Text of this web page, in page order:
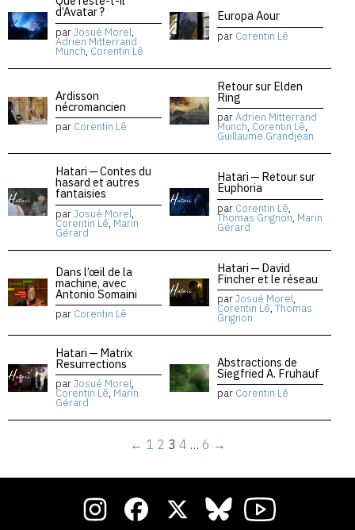
d’Avatar ?
parJosué Morel,
Adrien Mitterrand
Munch, Corentin Lê
Europa Aour
par Corentin Lê
Ardisson
nécromancien
par Corentin Lê
Retour sur Elden
Ring
parAdrien Mitterrand
Munch, Corentin Lê,
Guillaume Grandjean
Hatari — Contes du
hasard et autres
fantaisies
parJosué Morel,
Corentin Lê, Marin
Gérard
Hatari — Retour sur
Euphoria
par Corentin Lê,
Thomas Grignon, Marin
Gérard
Dans l’œil de la
machine, avec
Antonio Somaini
par Corentin Lê
Hatari — David
Fincher et le réseau
parJosué Morel,
Corentin Lê, Thomas
Grignon
Hatari — Matrix
Resurrections
parJosué Morel,
Corentin Lê, Marin
Gérard
Abstractions de
Siegfried A. Fruhauf
par Corentin Lê
← 1 2 3 4 … 6 →